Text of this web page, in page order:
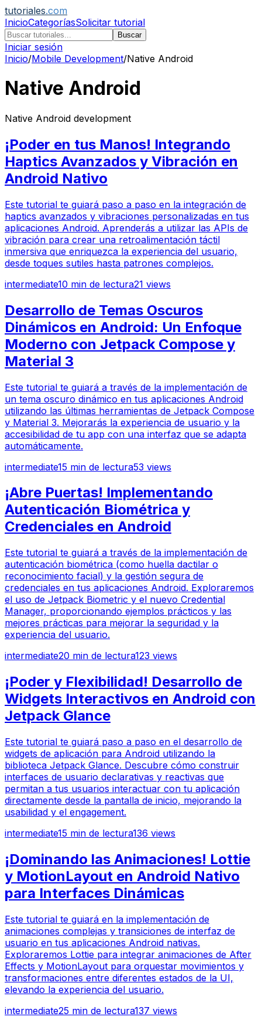
tutoriales.com
InicioCategoríasSolicitar tutorial
Buscar
Iniciar sesión
Inicio/Mobile Development/Native Android
Native Android
Native Android development
¡Poder en tus Manos! Integrando
Haptics Avanzados y Vibración en
Android Nativo
Este tutorial te guiará paso a paso en la integración de
haptics avanzados y vibraciones personalizadas en tus
aplicaciones Android. Aprenderás a utilizar las APIs de
vibración para crear una retroalimentación táctil
inmersiva que enriquezca la experiencia del usuario,
desde toques sutiles hasta patrones complejos.
intermediate10 min de lectura21 views
Desarrollo de Temas Oscuros
Dinámicos en Android: Un Enfoque
Moderno con Jetpack Compose y
Material 3
Este tutorial te guiará a través de la implementación de
un tema oscuro dinámico en tus aplicaciones Android
utilizando las últimas herramientas de Jetpack Compose
y Material 3. Mejorarás la experiencia de usuario y la
accesibilidad de tu app con una interfaz que se adapta
automáticamente.
intermediate15 min de lectura53 views
¡Abre Puertas! Implementando
Autenticación Biométrica y
Credenciales en Android
Este tutorial te guiará a través de la implementación de
autenticación biométrica (como huella dactilar o
reconocimiento facial) y la gestión segura de
credenciales en tus aplicaciones Android. Exploraremos
el uso de Jetpack Biometric y el nuevo Credential
Manager, proporcionando ejemplos prácticos y las
mejores prácticas para mejorar la seguridad y la
experiencia del usuario.
intermediate20 min de lectura123 views
¡Poder y Flexibilidad! Desarrollo de
Widgets Interactivos en Android con
Jetpack Glance
Este tutorial te guiará paso a paso en el desarrollo de
widgets de aplicación para Android utilizando la
biblioteca Jetpack Glance. Descubre cómo construir
interfaces de usuario declarativas y reactivas que
permitan a tus usuarios interactuar con tu aplicación
directamente desde la pantalla de inicio, mejorando la
usabilidad y el engagement.
intermediate15 min de lectura136 views
¡Dominando las Animaciones! Lottie
y MotionLayout en Android Nativo
para Interfaces Dinámicas
Este tutorial te guiará en la implementación de
animaciones complejas y transiciones de interfaz de
usuario en tus aplicaciones Android nativas.
Exploraremos Lottie para integrar animaciones de After
Effects y MotionLayout para orquestar movimientos y
transformaciones entre diferentes estados de la UI,
elevando la experiencia del usuario.
intermediate25 min de lectura137 views